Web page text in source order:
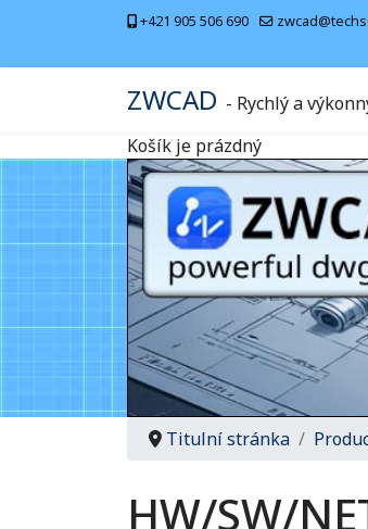
+421 905 506 690
ZWCAD - Rychlý a
Košík je prázdný
Titulní stránka
HW/SW/